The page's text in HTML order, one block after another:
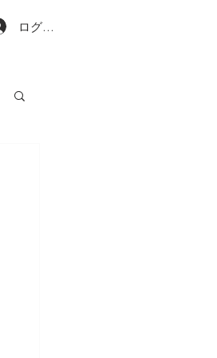
ログイン